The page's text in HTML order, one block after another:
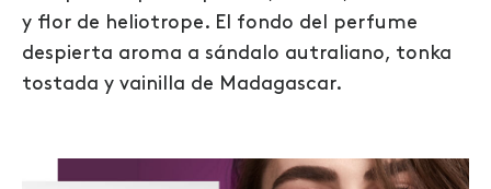
y flor de heliotrope. El fondo del perfume
despierta aroma a sándalo autraliano, tonka
tostada y vainilla de Madagascar.